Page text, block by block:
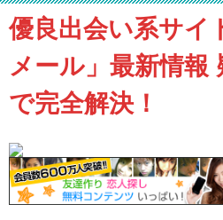
優良出会い系サイ
メール」最新情報
で完全解決！